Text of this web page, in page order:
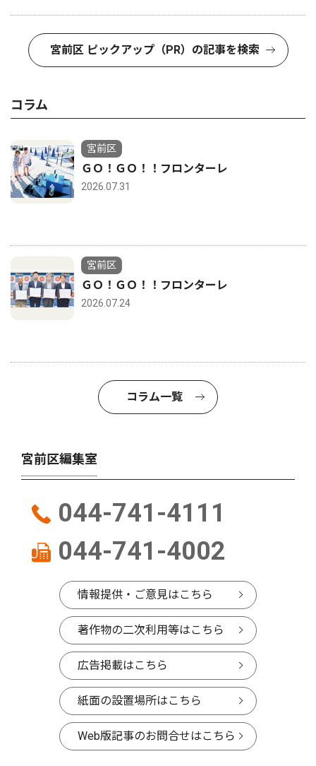
宮前区 ピックアップ（PR）の記事を検索
コラム
宮前区
ＧＯ！ＧＯ！！フロンターレ
2026.07.31
宮前区
ＧＯ！ＧＯ！！フロンターレ
2026.07.24
コラム一覧
宮前区編集室
044-741-4111
044-741-4002
情報提供・ご意見はこちら
著作物の二次利用等はこちら
広告掲載はこちら
紙面の設置場所はこちら
Web版記事のお問合せはこちら